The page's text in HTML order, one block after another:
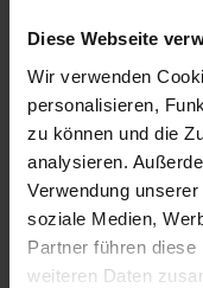
Diese Webseite
Wir verwenden
personalisieren,
zu können und die
analysieren.
Verwendung
soziale Medien,
Partner führen
weiteren Daten
ompliance-
Unser Kollege
Ort zu treffen!